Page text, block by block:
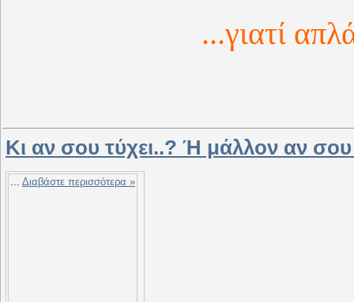
...γιατί
Κι αν σου τύχει..? Ή μάλλον αν
Διαβάστε περισσότερα »